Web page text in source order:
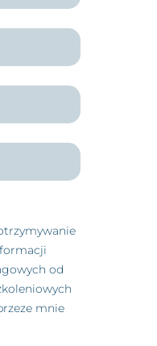
od
mnie